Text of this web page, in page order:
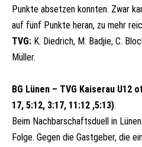
Punkte absetzen konnten. Zwar
auf fünf Punkte heran, zu mehr
TVG: K. Diedrich, M. Badjie, C.
Müller.
BG Lünen – TVG Kaiserau U12
17, 5:12, 3:17, 11:12 ,5:13).
Beim Nachbarschaftsduell in
Folge. Gegen die Gastgeber, die